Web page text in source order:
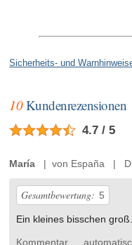
Sicherheits- und
10Kundenrezensionen
4.7 / 5
María | von España |
Gesamtbewertung: 5
Ein kleines bisschen groß.
Kommentar